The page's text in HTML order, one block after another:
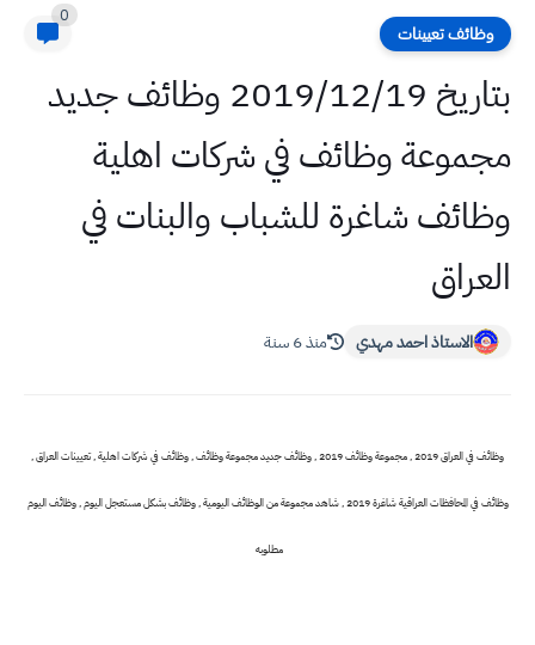
وظائف تعيينات
0
بتاريخ 2019/12/19 وظائف جديد
مجموعة وظائف في شركات اهلية
وظائف شاغرة للشباب والبنات في
العراق
الاستاذ احمد مهدي منذ 6 سنة
وظائف في العراق 2019 , مجموعة وظائف 2019 , وظائف جديد مجموعة وظائف , وظائف في شركات اهلية , تعيينات العراق ,
وظائف في المحافظات العراقية شاغرة 2019 , شاهد مجموعة من الوظائف اليومية , وظائف بشكل مستعجل اليوم , وظائف اليوم
مطلوبه